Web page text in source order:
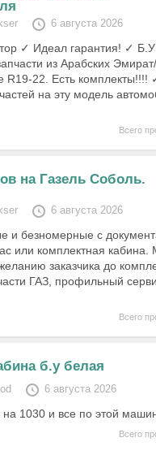
6 августа 2026
✓ Идеал гарантия! ✓
из Арабских
22. Есть комплекты!!!!
на эту модель
Всего
на Газель Соболь.
6 августа 2026
и безномерные с
или комплектная
заказчика до
ГАЗ, профильный
Всего
б.у белая
6 августа 2026
на 1030 и все по этой
Всего